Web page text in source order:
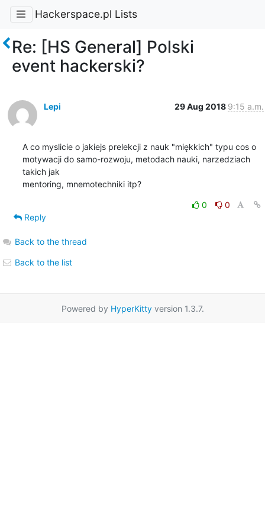
Hackerspace.pl Lists
Re: [HS General] Polski
event hackerski?
Lepi 29 Aug 2018 9:15 a.m.
A co myslicie o jakiejs prelekcji z nauk "miękkich" typu cos o
motywacji do samo-rozwoju, metodach nauki, narzedziach
takich jak
mentoring, mnemotechniki itp?
0
0
Reply
Back to the thread
Back to the list
Powered by HyperKittyversion 1.3.7.